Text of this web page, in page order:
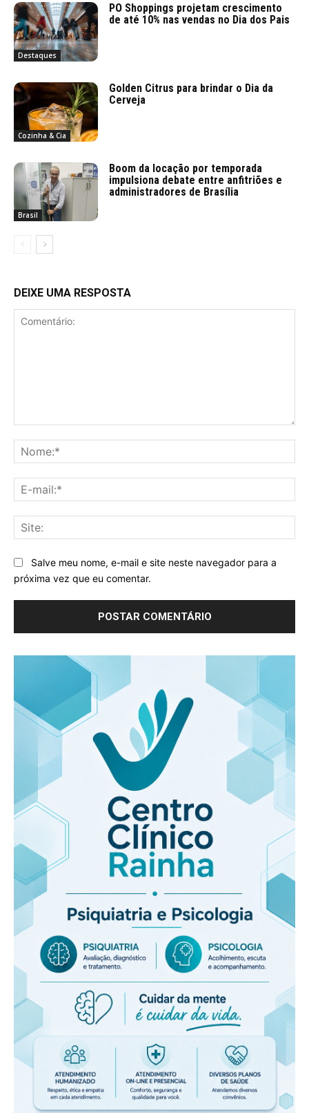
Destaques
PO Shoppings projetam crescimento
de até 10% nas vendas no Dia dos Pais
Cozinha & Cia
Golden Citrus para brindar o Dia da
Cerveja
Brasil
Boom da locação por temporada
impulsiona debate entre anfitriões e
administradores de Brasília
DEIXE UMA RESPOSTA
Salve meu nome, e-mail e site neste navegador para a
próxima vez que eu comentar.